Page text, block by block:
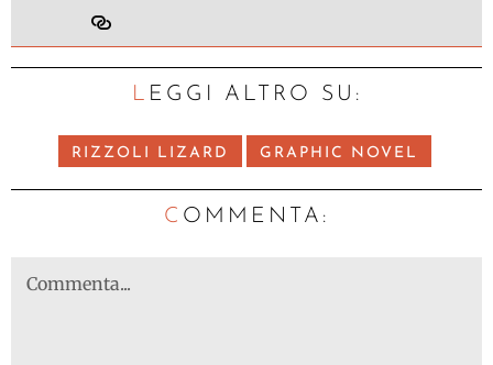
LEGGI ALTRO SU:
RIZZOLI LIZARD GRAPHIC NOVEL
C OMMENTA: